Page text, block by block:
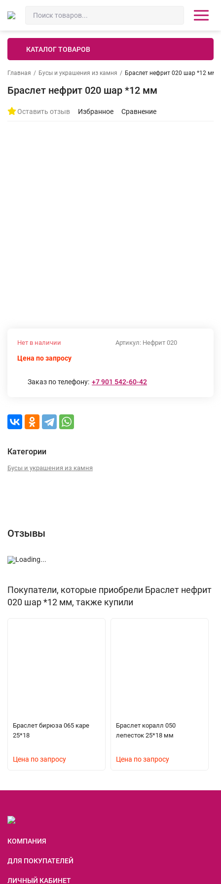
КАТАЛОГ ТОВАРОВ
Главная / Бусы и украшения из камня / Браслет нефрит 020 шар *12 мм
Браслет нефрит 020 шар *12 мм
Оставить отзыв Избранное Сравнение
Артикул: Нефрит 020
Нет в наличии
Цена по запросу
Заказ по телефону: +7 901 542-60-42
Категории
Бусы и украшения из камня
Отзывы
Покупатели, которые приобрели Браслет нефрит
020 шар *12 мм, также купили
Браслет бирюза 065 каре
25*18
Цена по запросу
Браслет коралл 050
лепесток 25*18 мм
Цена по запросу
КОМПАНИЯ
ДЛЯ ПОКУПАТЕЛЕЙ
ЛИЧНЫЙ КАБИНЕТ